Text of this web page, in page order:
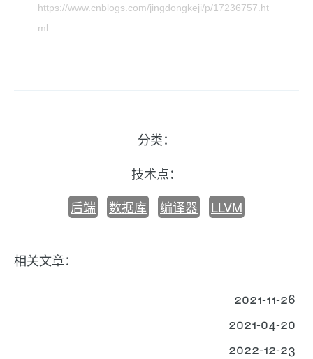
https://www.cnblogs.com/jingdongkeji/p/17236757.ht
ml
分类：
技术点：
后端
数据库 编译器 LLVM
相关文章：
2021-11-26
2021-04-20
2022-12-23